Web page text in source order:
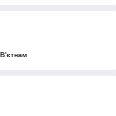
В'єтнам